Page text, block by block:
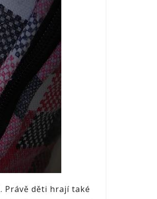
. Právě děti hrají také